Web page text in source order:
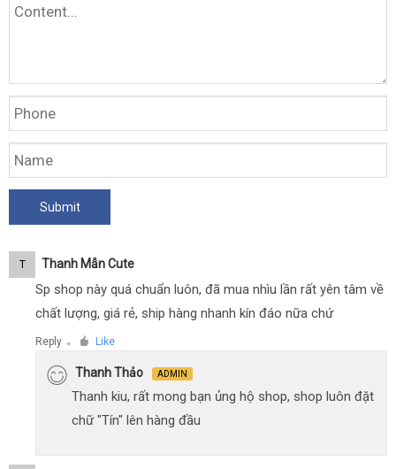
T Thanh Mẫn Cute
Sp shop này quá chuẩn luôn, đã mua nhìu lần rất yên tâm về
chất lượng, giá rẻ, ship hàng nhanh kín đáo nữa chứ
Reply ● Like
Thanh Thảo ADMIN
Thanh kiu, rất mong bạn ủng hộ shop, shop luôn đặt
chữ "Tín" lên hàng đầu